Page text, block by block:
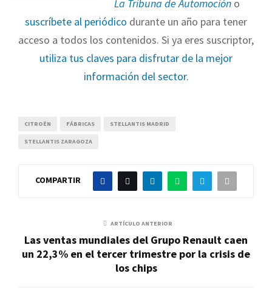
La Tribuna de Automoción o
suscríbete al periódico durante un año para tener
acceso a todos los contenidos. Si ya eres suscriptor,
utiliza tus claves para disfrutar de la mejor
información del sector.
CITROËN FÁBRICAS STELLANTIS MADRID
STELLANTIS ZARAGOZA
COMPARTIR
ARTÍCULO ANTERIOR
Las ventas mundiales del Grupo Renault caen
un 22,3% en el tercer trimestre por la crisis de
los chips